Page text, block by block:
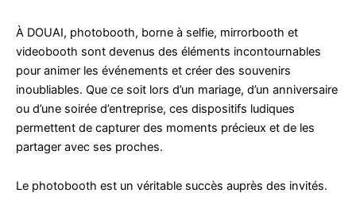
À DOUAI, photobooth, borne à selfie, mirrorbooth et
videobooth sont devenus des éléments incontournables
pour animer les événements et créer des souvenirs
inoubliables. Que ce soit lors d’un mariage, d’un anniversaire
ou d’une soirée d’entreprise, ces dispositifs ludiques
permettent de capturer des moments précieux et de les
partager avec ses proches.
Le photobooth est un véritable succès auprès des invités.